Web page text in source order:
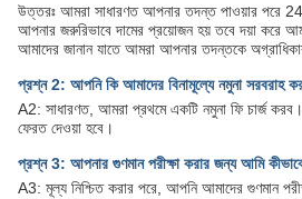
উত্তরঃ আমরা সাধারণত আপনার তদন্ত পাওয়ার পরে 24
আপনার জরুরিভাবে দামের প্রয়োজন হয় তবে দয়া করে
আমাদের জানান যাতে আমরা আপনার তদন্তকে
প্রশ্ন 2: আপনি কি আমাদের বিনামূল্যে নমুনা সরবরাহ
A2: সাধারণত, আমরা প্রথমে একটি নমুনা ফি চার্জ
ফেরত দেওয়া হবে।
প্রশ্ন 3: আপনার গুণমান পরীক্ষা করার জন্য আমি
A3: মূল্য নিশ্চিত করার পরে, আপনি আমাদের গুণমান